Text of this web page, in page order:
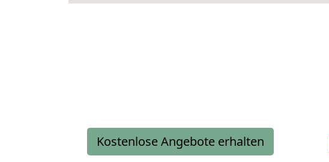
Kostenlose Angebote erhalten